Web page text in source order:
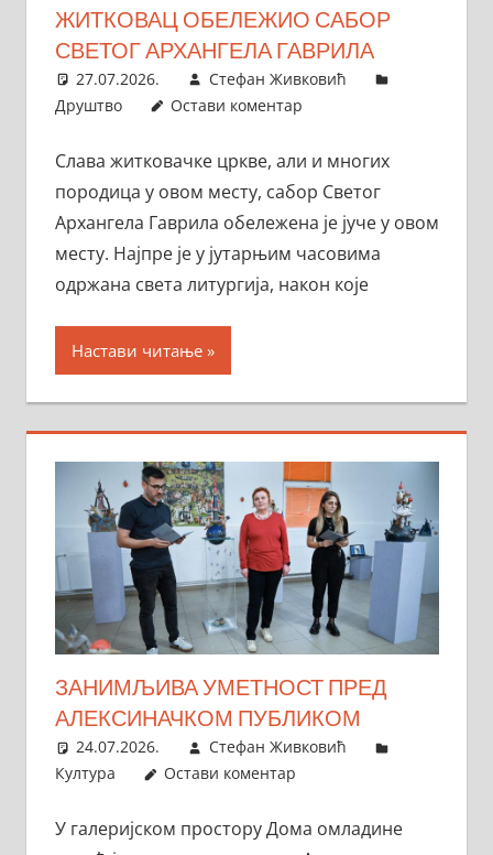
ЖИТКОВАЦ ОБЕЛЕЖИО САБОР
СВЕТОГ АРХАНГЕЛА ГАВРИЛА
27.07.2026.
Стефан Живковић
Друштво
Остави коментар
Слава житковачке цркве, али и многих
породица у овом месту, сабор Светог
Архангела Гаврила обележена је јуче у овом
месту. Најпре је у јутарњим часовима
одржана света литургија, након које
Настави читање
ЗАНИМЉИВА УМЕТНОСТ ПРЕД
АЛЕКСИНАЧКОМ ПУБЛИКОМ
24.07.2026.
Стефан Живковић
Култура
Остави коментар
У галеријском простору Дома омладине